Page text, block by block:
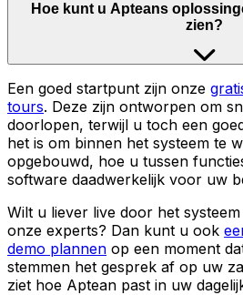
Hoe kunt u Apteans
zien?
Een goed startpunt zijn onze
tours. Deze zijn ontworpen om
doorlopen, terwijl u toch een
het is om binnen het systeem te
opgebouwd, hoe u tussen
software daadwerkelijk voor uw
Wilt u liever live door het
onze experts? Dan kunt u ook
demo plannen op een moment
stemmen het gesprek af op uw
ziet hoe Aptean past in uw